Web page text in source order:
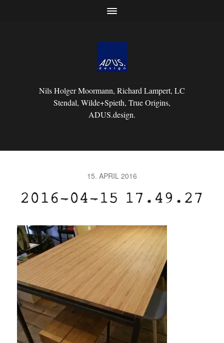
Nils Holger Moormann, Richard Lampert, LC
Stendal, Wilde+Spieth, True Origins,
ADUS.design.
15. APRIL 2016